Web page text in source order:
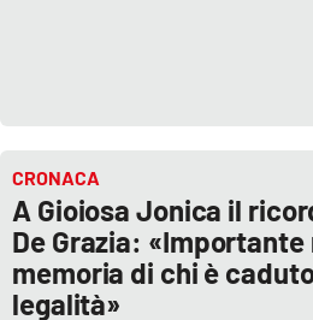
CRONACA
A Gioiosa Jonica il
De Grazia:
memoria di chi è
legalità»